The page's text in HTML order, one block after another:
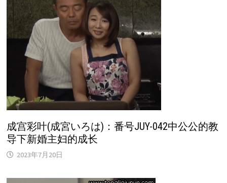
成宫彩叶(成宮いろは)：番号JUY-042中公公的教
导下新婚主妇的成长
2023年7月20日